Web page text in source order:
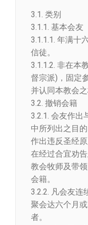
3.1. 类别
3.1.1. 基本会友
3.1.1.1. 年满十
信徒。
3.1.1.2. 非在本
督宗派)，固定
并认同本教会
3.2. 撤销会籍
3.2.1. 会友作出
中所列出之目
作出违反圣经
在经过合宜劝
教会牧师及带
会籍。
3.2.2. 凡会友连
聚会达六个月
者。